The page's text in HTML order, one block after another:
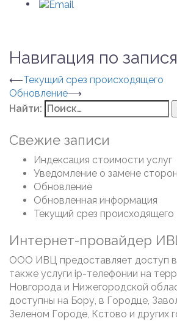
Навигация по
⟵Текущий срез происходящего
Обновление⟶
Найти:
Свежие записи
Индексация стоимости услуг
Уведомление о замене
Обновление
Обновленная информация
Текущий срез происходящего
Интернет-провайдер
ООО ИВЦ предоставляет доступ
также услуги ip-телефонии на
Новгорода и Нижегородской
доступны на Бору, в Городце,
Зеленом Городе, Кстово и других